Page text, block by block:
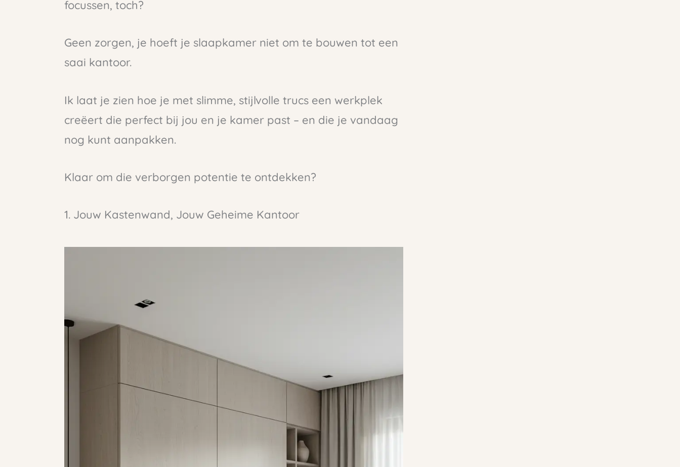
focussen, toch?
Geen zorgen, je hoeft je slaapkamer niet om te bouwen tot een
saai kantoor.
Ik laat je zien hoe je met slimme, stijlvolle trucs een werkplek
creëert die perfect bij jou en je kamer past – en die je vandaag
nog kunt aanpakken.
Klaar om die verborgen potentie te ontdekken?
1. Jouw Kastenwand, Jouw Geheime Kantoor